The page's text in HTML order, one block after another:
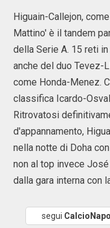
Higuain-Callejon,
Mattino' è il tandem
della Serie A. 15 reti
anche del duo Tevez-
come Honda-Menez.
classifica Icardo-
Ritrovatosi
d'appannamento,
nella notte di Doha
non al top invece
dalla gara interna con
segui